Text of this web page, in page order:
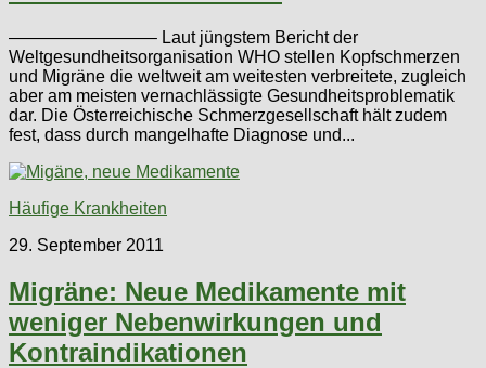
————————– Laut jüngstem Bericht der
Weltgesundheitsorganisation WHO stellen Kopfschmerzen
und Migräne die weltweit am weitesten verbreitete, zugleich
aber am meisten vernachlässigte Gesundheitsproblematik
dar. Die Österreichische Schmerzgesellschaft hält zudem
fest, dass durch mangelhafte Diagnose und...
Häufige Krankheiten
29. September 2011
Migräne: Neue Medikamente mit
weniger Nebenwirkungen und
Kontraindikationen